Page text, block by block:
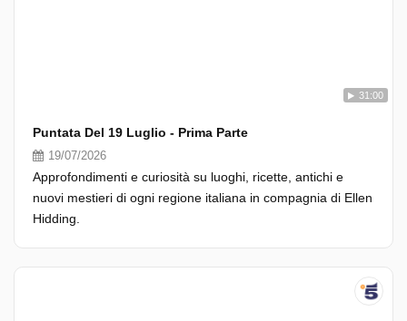
31:00
Puntata Del 19 Luglio - Prima Parte
19/07/2026
Approfondimenti e curiosità su luoghi, ricette, antichi e
nuovi mestieri di ogni regione italiana in compagnia di Ellen
Hidding.